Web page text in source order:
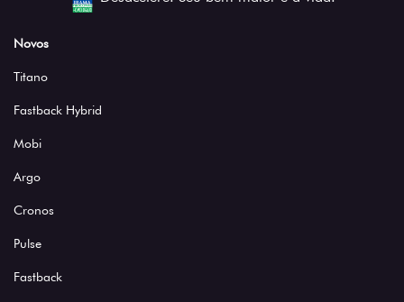
Novos
Titano
Fastback Hybrid
Mobi
Argo
Cronos
Pulse
Fastback